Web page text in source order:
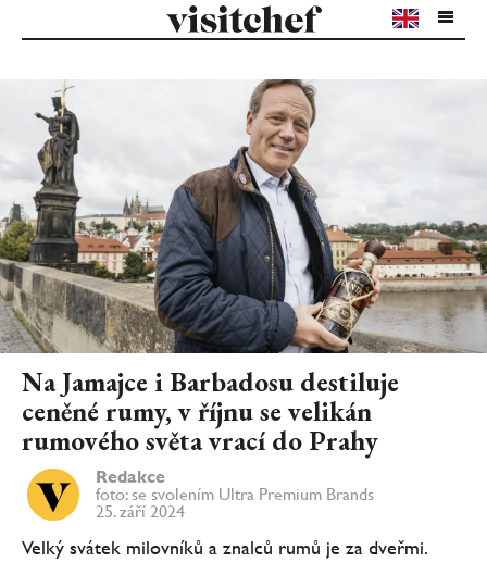
Na Jamajce i Barbadosu destiluje
ceněné rumy, v říjnu se velikán
rumového světa vrací do Prahy
Redakce
foto: se svolením Ultra Premium Brands
25. září 2024
Velký svátek milovníků a znalců rumů je za dveřmi.